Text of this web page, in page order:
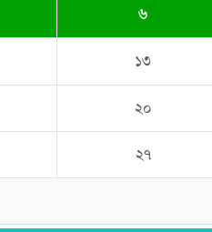
৬
১৩
২০
২৭